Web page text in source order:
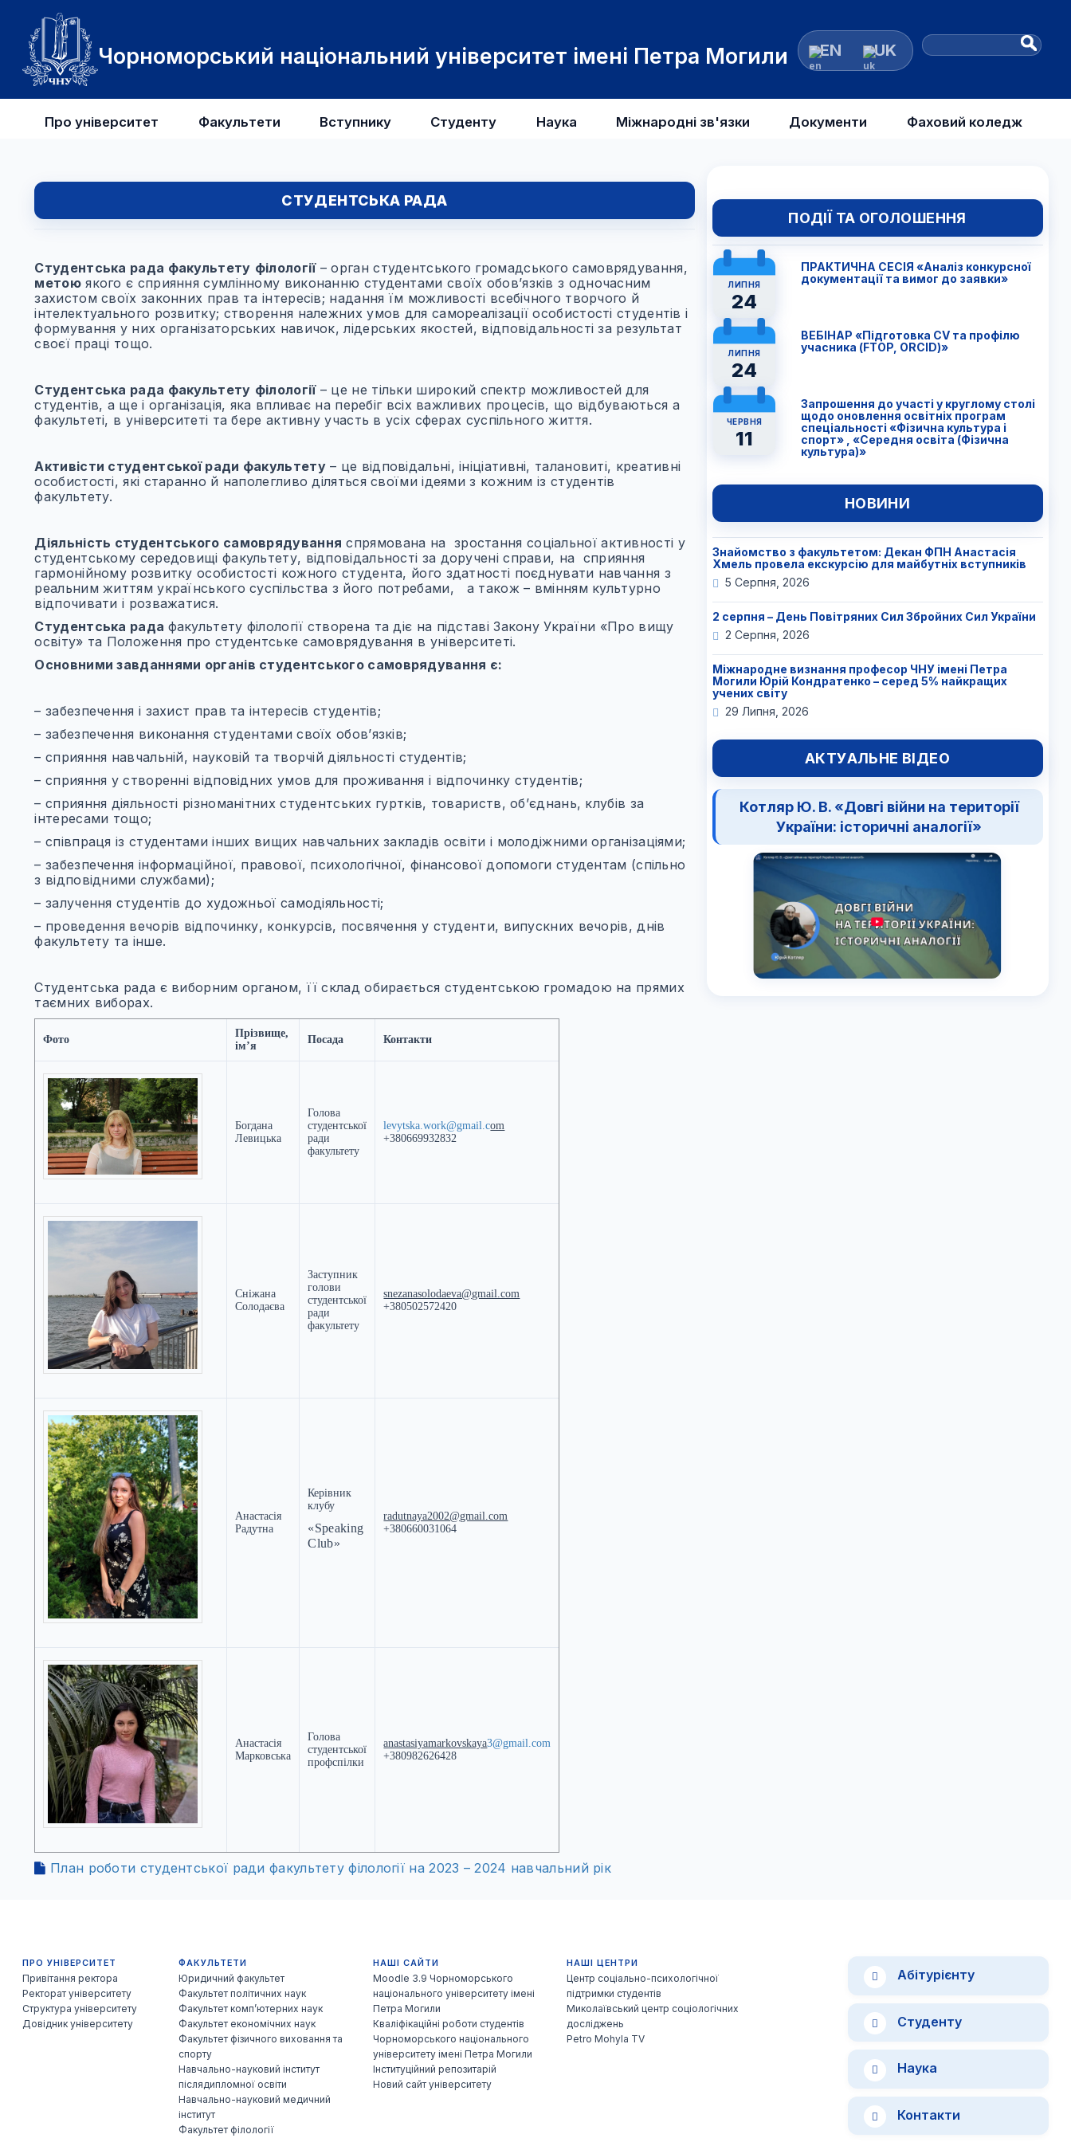
Чорноморський національний університет імені Петра Могили
Про університет Факультети Вступнику Студенту Наука Міжнародні зв'язки Документи Фаховий коледж
СТУДЕНТСЬКА РАДА
Cтудентська рада факультету філології– орган студентського громадського самоврядування,
метоюякого є сприяння сумлінному виконанню студентами своїх обов’язків з одночасним
захистом своїх законних прав та інтересів; надання їм можливості всебічного творчого й
інтелектуального розвитку; створення належних умов для самореалізації особистості студентів і
формування у них організаторських навичок, лідерських якостей, відповідальності за результат
своєї праці тощо.
Cтудентська рада факультету філології– це не тільки широкий спектр можливостей для
студентів, а ще і організація, яка впливає на перебіг всіх важливих процесів, що відбуваються а
факультеті, в університеті та бере активну участь в усіх сферах суспільного життя.
Активісти студентської ради факультету– це відповідальні, ініціативні, талановиті, креативні
особистості, які старанно й наполегливо діляться своїми ідеями з кожним із студентів
факультету.
Діяльність студентського самоврядування спрямована на зростання соціальної активності у
студентському середовищі факультету, відповідальності за доручені справи, на сприяння
гармонійному розвитку особистості кожного студента, його здатності поєднувати навчання з
реальним життям українського суспільства з його потребами, а також – вмінням культурно
відпочивати і розважатися.
Cтудентська рада факультету філології створена та діє на підставі Закону України «Про вищу
освіту» та Положення про студентське самоврядування в університеті.
Основними завданнями органів студентського самоврядування є:
– забезпечення і захист прав та інтересів студентів;
– забезпечення виконання студентами своїх обов’язків;
– сприяння навчальній, науковій та творчій діяльності студентів;
– сприяння у створенні відповідних умов для проживання і відпочинку студентів;
– сприяння діяльності різноманітних студентських гуртків, товариств, об’єднань, клубів за
інтересами тощо;
– співпраця із студентами інших вищих навчальних закладів освіти і молодіжними організаціями;
– забезпечення інформаційної, правової, психологічної, фінансової допомоги студентам (спільно
з відповідними службами);
– залучення студентів до художньої самодіяльності;
– проведення вечорів відпочинку, конкурсів, посвячення у студенти, випускних вечорів, днів
факультету та інше.
Студентська рада є виборним органом, її склад обирається студентською громадою на прямих
таємних виборах.
Фото
Прізвище,
імʼя
Посада Контакти
Богдана
Левицька
Голова
студентської
ради
факультету
levytska.work@gmail.com
+380669932832
Сніжана
Солодаєва
Заступник
голови
студентської
ради
факультету
snezanasolodaeva@gmail.com
+380502572420
Анастасія
Радутна
Керівник
клубу
«Speaking
Club»
radutnaya2002@gmail.com
+380660031064
Анастасія
Марковська
Голова
студентської
профспілки
anastasiyamarkovskaya3@gmail.com
+380982626428
План роботи студентської ради факультету філології на 2023 – 2024 навчальний рік
ПОДІЇ ТА ОГОЛОШЕННЯ
ЛИПНЯ
24
ПРАКТИЧНА СЕСІЯ «Аналіз конкурсної
документації та вимог до заявки»
ЛИПНЯ
24
ВЕБІНАР «Підготовка CV та профілю
учасника (FTОP, ORCID)»
ЧЕРВНЯ
11
Запрошення до участі у круглому столі
щодо оновлення освітніх програм
спеціальності «Фізична культура і
спорт» , «Середня освіта (Фізична
культура)»
НОВИНИ
Знайомство з факультетом: Декан ФПН Анастасія
Хмель провела екскурсію для майбутніх вступників
5 Серпня, 2026
2 серпня – День Повітряних Сил Збройних Сил України
2 Серпня, 2026
Міжнародне визнання професор ЧНУ імені Петра
Могили Юрій Кондратенко – серед 5% найкращих
учених світу
29 Липня, 2026
АКТУАЛЬНЕ ВІДЕО
Котляр Ю. В. «Довгі війни на території
України: історичні аналогії»
ПРО УНІВЕРСИТЕТ
Привітання ректора
Ректорат університету
Структура університету
Довідник університету
ФАКУЛЬТЕТИ
Юридичний факультет
Факультет політичних наук
Факультет комп’ютерних наук
Факультет економічних наук
Факультет фізичного виховання та
спорту
Навчально-науковий інститут
післядипломної освіти
Навчально-науковий медичний
інститут
Факультет філології
НАШІ САЙТИ
Moodle 3.9 Чорноморського
національного університету імені
Петра Могили
Кваліфікаційні роботи студентів
Чорноморського національного
університету імені Петра Могили
Інституційний репозитарій
Новий сайт університету
НАШІ ЦЕНТРИ
Центр соціально-психологічної
підтримки студентів
Миколаївський центр соціологічних
досліджень
Petro Mohyla TV
Абітурієнту
Студенту
Наука
Контакти
EN UK